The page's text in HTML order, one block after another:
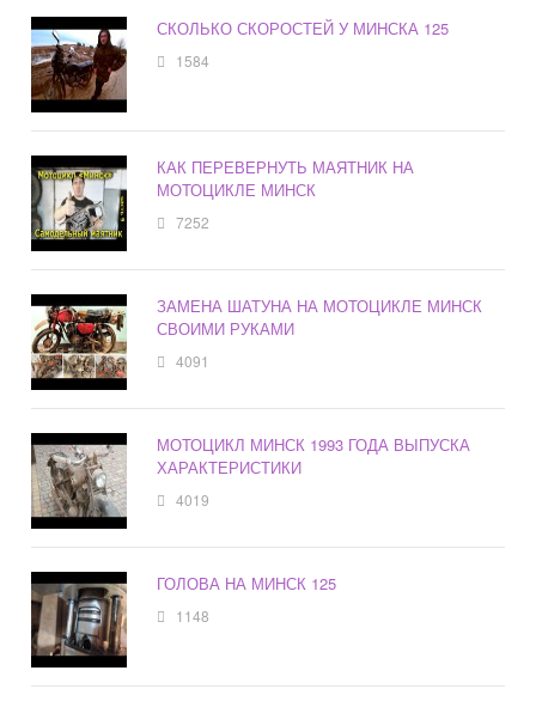
СКОЛЬКО СКОРОСТЕЙ У МИНСКА 125
1584
КАК ПЕРЕВЕРНУТЬ МАЯТНИК НА
МОТОЦИКЛЕ МИНСК
7252
ЗАМЕНА ШАТУНА НА МОТОЦИКЛЕ МИНСК
СВОИМИ РУКАМИ
4091
МОТОЦИКЛ МИНСК 1993 ГОДА ВЫПУСКА
ХАРАКТЕРИСТИКИ
4019
ГОЛОВА НА МИНСК 125
1148